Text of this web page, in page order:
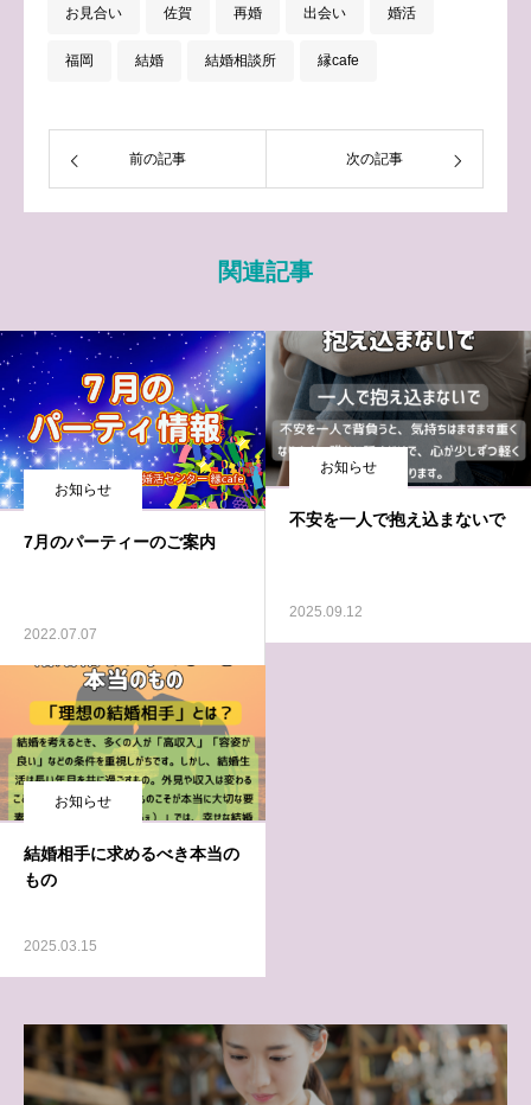
お見合い 佐賀 再婚 出会い 婚活
福岡 結婚 結婚相談所 縁cafe
前の記事 次の記事
関連記事
お知らせ
7月のパーティーのご案内
2022.07.07
お知らせ
不安を一人で抱え込まないで
2025.09.12
お知らせ
結婚相手に求めるべき本当の
もの
2025.03.15